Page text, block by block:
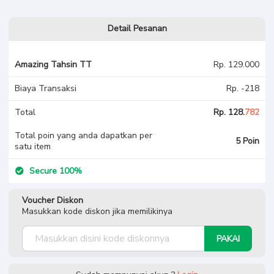
Detail Pesanan
Amazing Tahsin TT Rp. 129.000
Biaya Transaksi Rp. -218
Total Rp. 128.782
Total poin yang anda dapatkan per
satu item
5 Poin
Secure 100%
Voucher Diskon
Masukkan kode diskon jika memilikinya
PAKAI